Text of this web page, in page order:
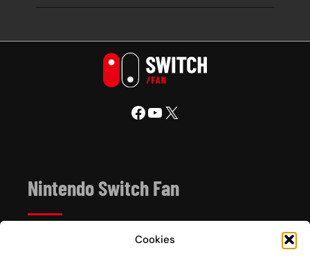
Cookies
Facebook YouTube X
Nintendo Switch Fan
Depuis 2017, Nintendo Switch Fan est un site de